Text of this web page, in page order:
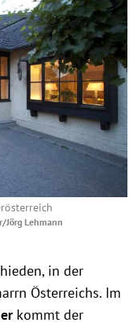
Jörg Lehmann
in der
Österreichs. Im
kommt der